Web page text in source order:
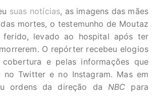
suas notícias, as imagens das mães
mortes, o testemunho de Moutaz
ferido, levado ao hospital após ter
O repórter recebeu elogios
e pelas informações que
no Twitter e no Instagram. Mas em
ordens da direção da NBC para